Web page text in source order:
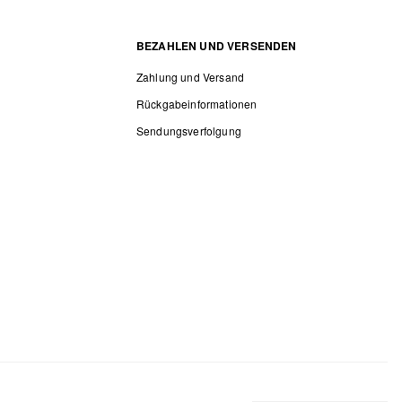
BEZAHLEN UND VERSENDEN
Zahlung und Versand
Rückgabeinformationen
Sendungsverfolgung